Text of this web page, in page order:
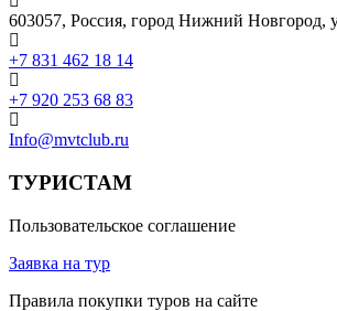
603057, Россия, город Нижний Новгород,
+7 831 462 18 14
+7 920 253 68 83
Info@mvtclub.ru
ТУРИСТАМ
Пользовательское соглашение
Заявка на тур
Правила покупки туров на сайте